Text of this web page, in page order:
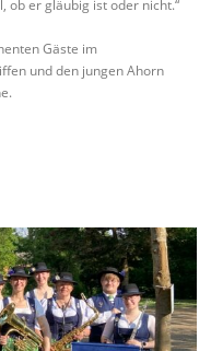
ob er gläubig ist oder nicht.“
Gäste im
und den jungen Ahorn